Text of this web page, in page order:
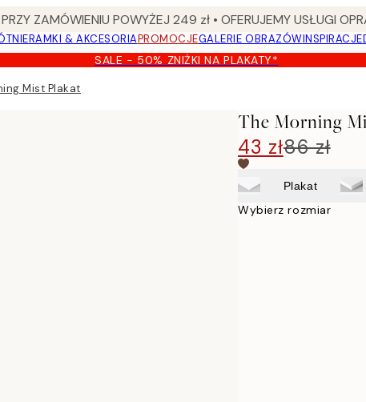
ZAMÓWIENIU POWYŻEJ 249 zł • OFERUJEMY USŁUGI
RAMKI & AKCESORIAPROMOCJEGALERIE OBRAZÓWINSPIRACJE
SALE - 50% ZNIŻKI NA PLAKATY*
Mist Plakat
The Morning
43 zł86 zł
Plakat
Wybierz rozmiar